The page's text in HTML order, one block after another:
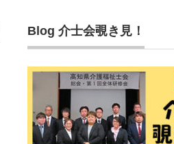
Blog 介士会覗き見！